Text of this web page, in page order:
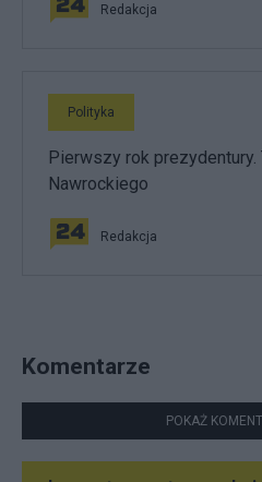
Redakcja
Polityka
Pierwszy rok prezydentury.
Nawrockiego
Redakcja
Komentarze
POKAŻ